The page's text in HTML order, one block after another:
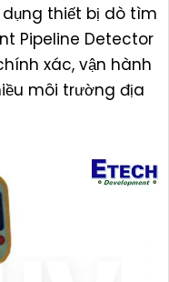
thiết bị dò tìm
Pipeline Detector
xác, vận hành
môi trường địa